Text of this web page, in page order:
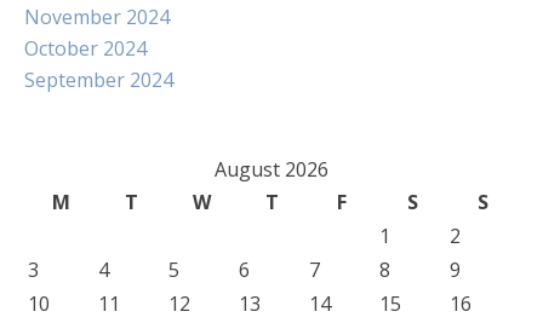
November 2024
October 2024
September 2024
August 2026
M
T W T F S
S
1
2
3
4 5 6 7 8
9
10
11 12 13 14 15
16